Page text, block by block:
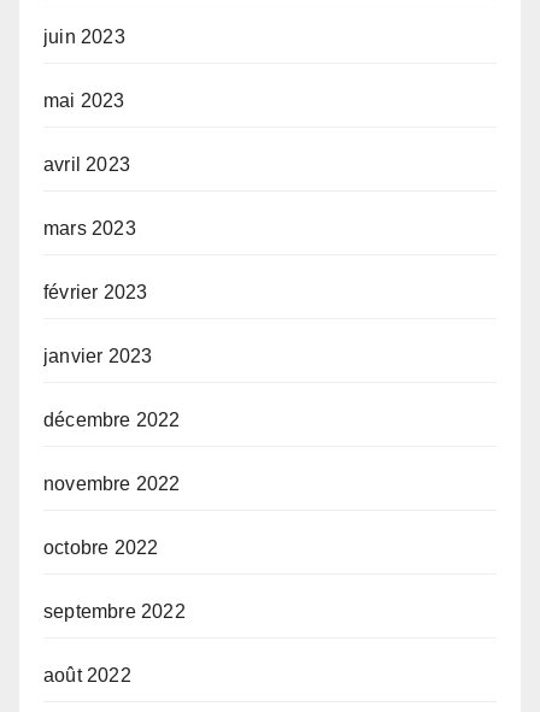
juin 2023
mai 2023
avril 2023
mars 2023
février 2023
janvier 2023
décembre 2022
novembre 2022
octobre 2022
septembre 2022
août 2022